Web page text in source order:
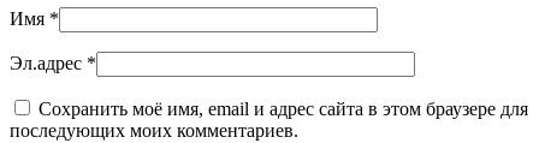
Имя *
Эл.адрес *
Сохранить моё имя, email и адрес сайта в этом браузере для
последующих моих комментариев.